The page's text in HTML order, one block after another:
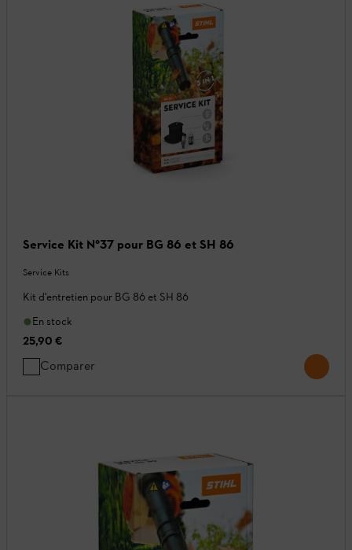
Service Kit N°37 pour BG 86 et SH 86
Service Kits
Kit d'entretien pour BG 86 et SH 86
En stock
25,90 €
Comparer